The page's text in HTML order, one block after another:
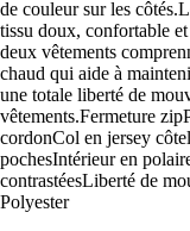
de couleur sur les
tissu doux, confortable
deux vêtements
chaud qui aide à
une totale liberté de
vêtements.Fermeture
cordonCol en jersey
pochesIntérieur en
contrastéesLiberté de
Polyester